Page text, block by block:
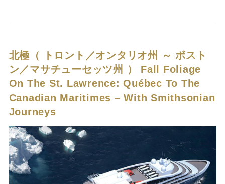
北極（ トロント／オンタリオ州 ～ ボスト
ン／マサチューセッツ州 ） Fall Foliage
On The St. Lawrence: Québec To The
Canadian Maritimes – With Smithsonian
Journeys